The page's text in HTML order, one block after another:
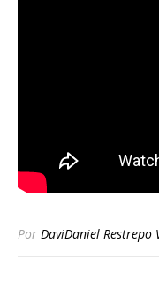
Por DaviDaniel Restrepo